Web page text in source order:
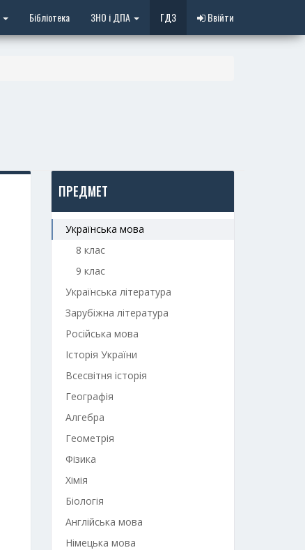
Бібліотека ЗНО і ДПА ГДЗ Ввійти
ПРЕДМЕТ
Українська мова
8 клас
9 клас
Українська література
Зарубіжна література
Російська мова
Історія України
Всесвітня історія
Географія
Алгебра
Геометрія
Фізика
Хімія
Біологія
Англійська мова
Німецька мова